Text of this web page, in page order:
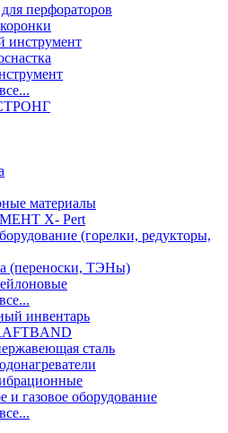
перфораторов
инструмент
материалы
X- Pert
(горелки, редукторы,
(переноски, ТЭНы)
инвентарь
сталь
и газовое оборудование